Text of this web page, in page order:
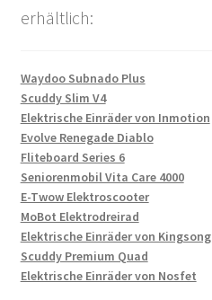
erhältlich:
Waydoo Subnado Plus
Scuddy Slim V4
Elektrische Einräder von Inmotion
Evolve Renegade Diablo
Fliteboard Series 6
Seniorenmobil Vita Care 4000
E-Twow Elektroscooter
MoBot Elektrodreirad
Elektrische Einräder von Kingsong
Scuddy Premium Quad
Elektrische Einräder von Nosfet